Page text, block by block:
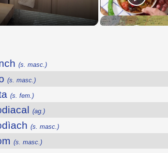
(s. masc.)
(s. masc.)
(s. fem.)
(ag.)
(s. masc.)
(s. masc.)